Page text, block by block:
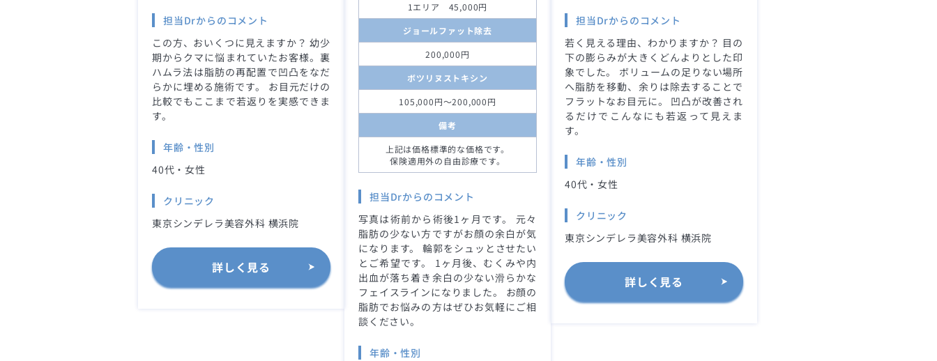
担当Drからのコメント
この方、おいくつに見えますか？ 幼少
期からクマに悩まれていたお客様。裏
ハムラ法は脂肪の再配置で凹凸をなだ
らかに埋める施術です。 お目元だけの
比較でもここまで若返りを実感できま
す。
年齢・性別
40代・女性
クリニック
東京シンデレラ美容外科 横浜院
詳しく見る
1エリア 45,000円
ジョールファット除去
200,000円
ボツリヌストキシン
105,000円～200,000円
備考
上記は価格標準的な価格です。
保険適用外の自由診療です。
担当Drからのコメント
写真は術前から術後1ヶ月です。 元々
脂肪の少ない方ですがお顔の余白が気
になります。 輪郭をシュッとさせたい
とご希望です。 1ヶ月後、むくみや内
出血が落ち着き余白の少ない滑らかな
フェイスラインになりました。 お顔の
脂肪でお悩みの方はぜひお気軽にご相
談ください。
年齢・性別
担当Drからのコメント
若く見える理由、わかりますか？ 目の
下の膨らみが大きくどんよりとした印
象でした。 ボリュームの足りない場所
へ脂肪を移動、余りは除去することで
フラットなお目元に。 凹凸が改善され
るだけでこんなにも若返って見えま
す。
年齢・性別
40代・女性
クリニック
東京シンデレラ美容外科 横浜院
詳しく見る